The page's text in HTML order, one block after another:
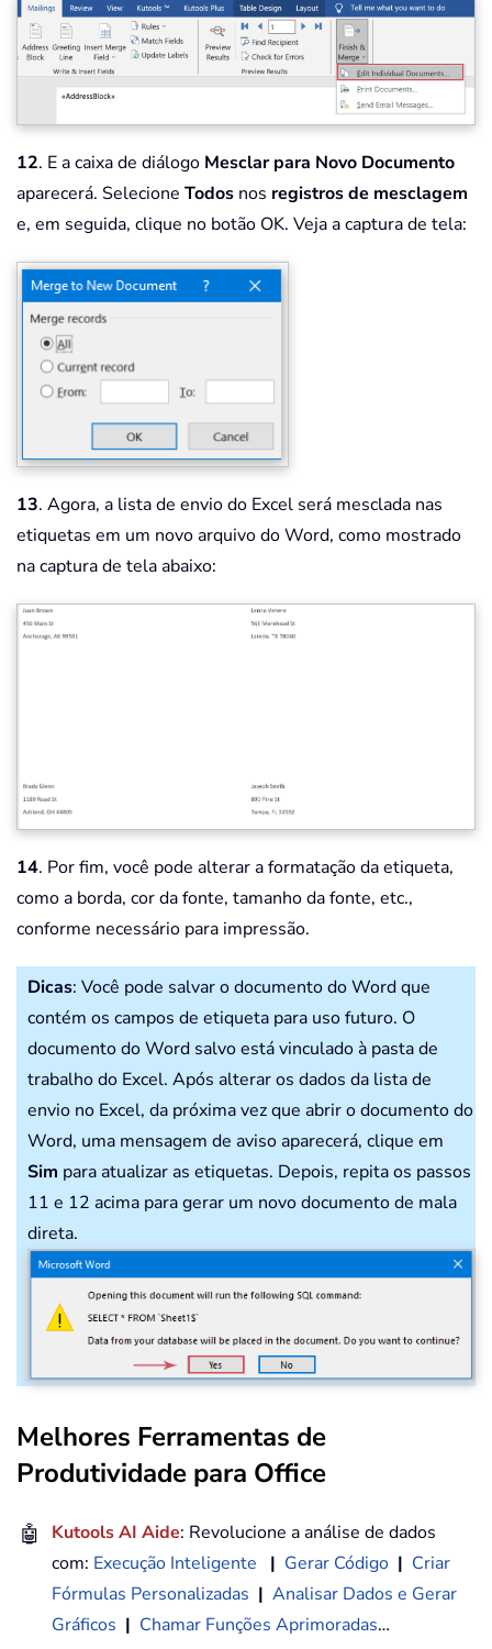
12. E a caixa de diálogo Mesclar para Novo Documento
aparecerá. Selecione Todos nos registros de mesclagem
e, em seguida, clique no botão OK. Veja a captura de tela:
13. Agora, a lista de envio do Excel será mesclada nas
etiquetas em um novo arquivo do Word, como mostrado
na captura de tela abaixo:
14. Por fim, você pode alterar a formatação da etiqueta,
como a borda, cor da fonte, tamanho da fonte, etc.,
conforme necessário para impressão.
Dicas: Você pode salvar o documento do Word que
contém os campos de etiqueta para uso futuro. O
documento do Word salvo está vinculado à pasta de
trabalho do Excel. Após alterar os dados da lista de
envio no Excel, da próxima vez que abrir o documento do
Word, uma mensagem de aviso aparecerá, clique em
Sim para atualizar as etiquetas. Depois, repita os passos
11 e 12 acima para gerar um novo documento de mala
direta.
Melhores Ferramentas de
Produtividade para Office
🤖 Kutools AI Aide: Revolucione a análise de dados
com: Execução Inteligente | Gerar Código | Criar
Fórmulas Personalizadas | Analisar Dados e Gerar
Gráficos | Chamar Funções Aprimoradas…